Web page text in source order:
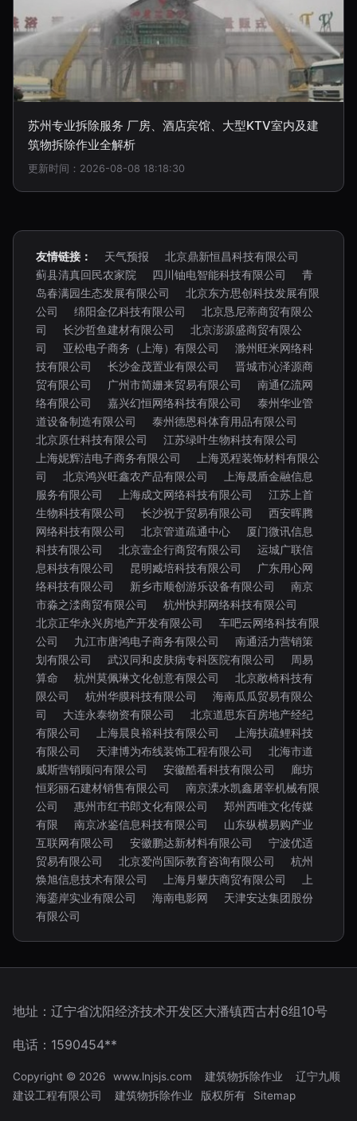
苏州专业拆除服务 厂房、酒店宾馆、大型KTV室内及建
筑物拆除作业全解析
更新时间：2026-08-08 18:18:30
友情链接： 天气预报
北京鼎新恒昌科技有限公司
蓟县清真回民农家院
四川铀电智能科技有限公司
青
岛春满园生态发展有限公司
北京东方思创科技发展有限
公司
绵阳金亿科技有限公司
北京恳尼蒂商贸有限公
司
长沙哲鱼建材有限公司
北京澎源盛商贸有限公
司
亚松电子商务（上海）有限公司
滁州旺米网络科
技有限公司
长沙金茂置业有限公司
晋城市沁泽源商
贸有限公司
广州市简姗来贸易有限公司
南通亿流网
络有限公司
嘉兴幻恒网络科技有限公司
泰州华业管
道设备制造有限公司
泰州德恩科体育用品有限公司
北京原仕科技有限公司
江苏绿叶生物科技有限公司
上海妮辉洁电子商务有限公司
上海觅程装饰材料有限公
司
北京鸿兴旺鑫农产品有限公司
上海晟盾金融信息
服务有限公司
上海成文网络科技有限公司
江苏上首
生物科技有限公司
长沙祝于贸易有限公司
西安晖腾
网络科技有限公司
北京管道疏通中心
厦门微讯信息
科技有限公司
北京壹企行商贸有限公司
运城广联信
息科技有限公司
昆明臧培科技有限公司
广东用心网
络科技有限公司
新乡市顺创游乐设备有限公司
南京
市淼之渁商贸有限公司
杭州快邦网络科技有限公司
北京正华永兴房地产开发有限公司
车吧云网络科技有限
公司
九江市唐鸿电子商务有限公司
南通活力营销策
划有限公司
武汉同和皮肤病专科医院有限公司
周易
算命
杭州莫佩琳文化创意有限公司
北京敞椅科技有
限公司
杭州华膜科技有限公司
海南瓜瓜贸易有限公
司
大连永泰物资有限公司
北京道思东百房地产经纪
有限公司
上海晨良裕科技有限公司
上海扶疏鲤科技
有限公司
天津博为布线装饰工程有限公司
北海市道
威斯营销顾问有限公司
安徽酷看科技有限公司
廊坊
恒彩丽石建材销售有限公司
南京溧水凯鑫屠宰机械有限
公司
惠州市红书郎文化有限公司
郑州西唯文化传媒
有限
南京冰鉴信息科技有限公司
山东纵横易购产业
互联网有限公司
安徽鹏达新材料有限公司
宁波优适
贸易有限公司
北京爱尚国际教育咨询有限公司
杭州
焕旭信息技术有限公司
上海月颦庆商贸有限公司
上
海鎏岸实业有限公司
海南电影网
天津安达集团股份
有限公司
地址：辽宁省沈阳经济技术开发区大潘镇西古村6组10号
电话：1590454**
Copyright © 2026 www.lnjsjs.com 建筑物拆除作业
辽宁九顺
建设工程有限公司
建筑物拆除作业 版权所有 Sitemap